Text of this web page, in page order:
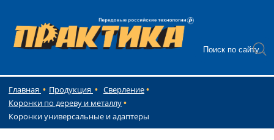
Главная Продукция
Сверление
Коронки по дереву и металлу
Коронки универсальные и адаптеры